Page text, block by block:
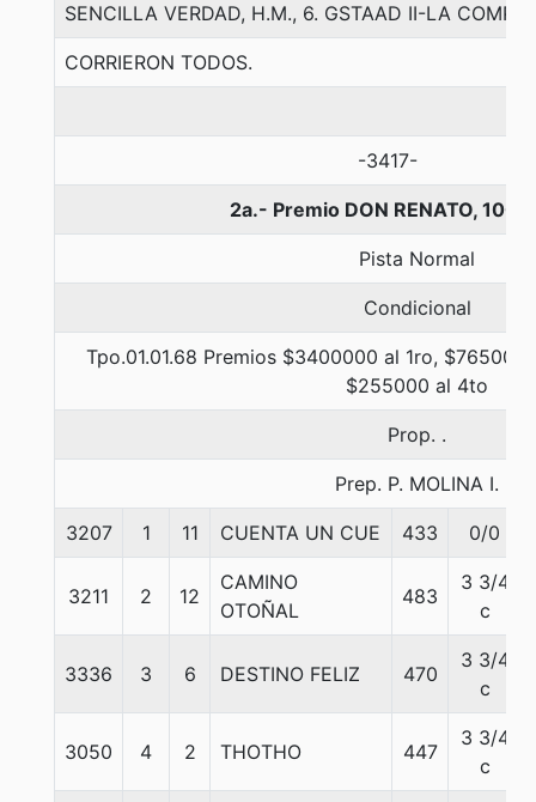
SENCILLA VERDAD, H.M., 6. GSTAAD II-LA
CORRIERON TODOS.
-3417-
2a.- Premio DON RENATO,
Pista Normal
Condicional
Tpo.01.01.68 Premios $3400000 al 1ro,
$255000 al 4to
Prop. .
Prep. P. MOLINA I.
3207 1 11 CUENTA UN CUE 433 0/0
3211 2 12
CAMINO
OTOÑAL
483
3 3/4
c
3336 3 6 DESTINO FELIZ 470
3 3/4
c
3050 4 2 THOTHO 447
3 3/4
c